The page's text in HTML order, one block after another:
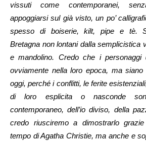
vissuti come contemporanei,
appoggiarsi sul già visto, un po’
spesso di boiserie, kilt, pipe e tè.
Bretagna non lontani dalla semplicistica
e mandolino. Credo che i personaggi
ovviamente nella loro epoca, ma
oggi, perché i conflitti, le ferite
di loro esplicita o nasconde
contemporaneo, dell’io diviso, della
credo riusciremo a dimostrarlo
tempo di Agatha Christie, ma anche e